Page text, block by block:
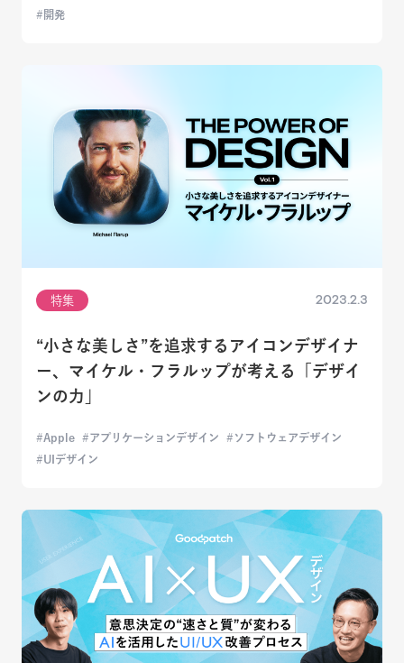
開発
特集 2023.2.3
“小さな美しさ”を追求するアイコンデザイナ
ー、マイケル・フラルップが考える「デザイ
ンの力」
Apple アプリケーションデザイン
ソフトウェアデザイン
UIデザイン